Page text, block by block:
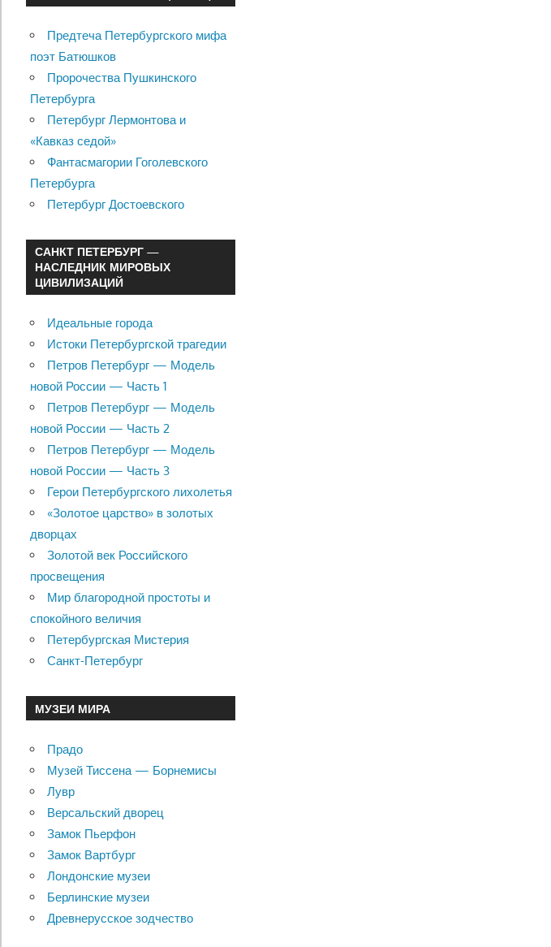
Предтеча Петербургского мифа
поэт Батюшков
Пророчества Пушкинского
Петербурга
Петербург Лермонтова и
«Кавказ седой»
Фантасмагории Гоголевского
Петербурга
Петербург Достоевского
САНКТ ПЕТЕРБУРГ —
НАСЛЕДНИК МИРОВЫХ
ЦИВИЛИЗАЦИЙ
Идеальные города
Истоки Петербургской трагедии
Петров Петербург — Модель
новой России — Часть 1
Петров Петербург — Модель
новой России — Часть 2
Петров Петербург — Модель
новой России — Часть 3
Герои Петербургского лихолетья
«Золотое царство» в золотых
дворцах
Золотой век Российского
просвещения
Мир благородной простоты и
спокойного величия
Петербургская Мистерия
Санкт-Петербург
МУЗЕИ МИРА
Прадо
Музей Тиссена — Борнемисы
Лувр
Версальский дворец
Замок Пьерфон
Замок Вартбург
Лондонские музеи
Берлинские музеи
Древнерусское зодчество